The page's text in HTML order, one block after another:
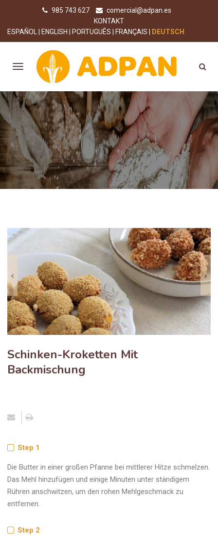
985 743 627
comercial@adpan.es
KONTAKT
ESPAÑOL
ENGLISH PORTUGUÊS FRANÇAIS DEUTSCH
Previous
Schinken-Kroketten Mit
Backmischung
Step 1
Die Butter in einer großen Pfanne bei mittlerer Hitze schmelzen.
Das Mehl hinzufügen und einige Minuten unter ständigem
Rühren anschwitzen, um den rohen Mehlgeschmack zu
entfernen.
Step 2